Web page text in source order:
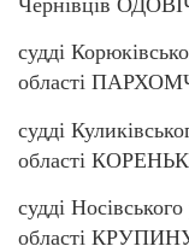
судді
області
судді
області
судді
області